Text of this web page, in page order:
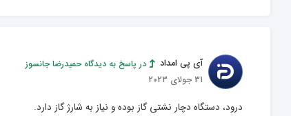
آی پی امداد
در پاسخ به دیدگاه حمیدرضا جانسوز
31 جولای 2023
درود، دستگاه دچار نشتی گاز بوده و نیاز به شارژ گاز دارد.